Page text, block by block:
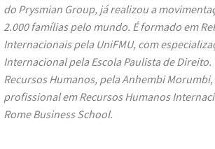
do Prysmian Group, já realizou a
2.000 famílias pelo mundo. É formado em
Internacionais pela UniFMU, com
Internacional pela Escola Paulista de Direito.
Recursos Humanos, pela Anhembi
profissional em Recursos Humanos
Rome Business School.